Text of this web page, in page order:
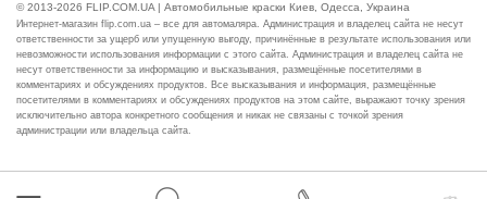
© 2013-2026 FLIP.COM.UA | Автомобильные краски Киев, Одесса, Украина
Интернет-магазин flip.com.ua – все для автомаляра. Администрация и владелец сайта не несут
ответственности за ущерб или упущенную выгоду, причинённые в результате использования или
невозможности использования информации с этого сайта. Администрация и владелец сайта не
несут ответственности за информацию и высказывания, размещённые посетителями в
комментариях и обсуждениях продуктов. Все высказывания и информация, размещённые
посетителями в комментариях и обсуждениях продуктов на этом сайте, выражают точку зрения
исключительно автора конкретного сообщения и никак не связаны с точкой зрения
администрации или владельца сайта.